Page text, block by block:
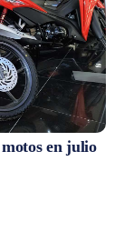
en julio